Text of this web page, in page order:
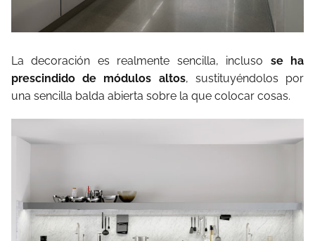
La decoración es realmente sencilla, incluso se ha
prescindido de módulos altos, sustituyéndolos por
una sencilla balda abierta sobre la que colocar cosas.